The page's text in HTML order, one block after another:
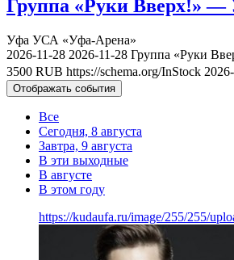
Группа «Руки Вверх!» —
Уфа УСА «Уфа-Арена»
2026-11-28 2026-11-28 Группа «Руки
3500 RUB https://schema.org/InStock
Отображать события
Все
Сегодня, 8 августа
Завтра, 9 августа
В эти выходные
В августе
В этом году
https://kudaufa.ru/image/255/255/